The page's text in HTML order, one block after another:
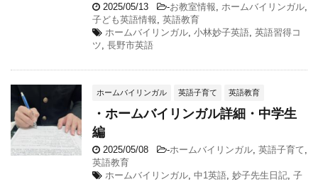
2025/05/13 -お教室情報, ホームバイリンガル,
子ども英語情報, 英語教育
ホームバイリンガル, 小林妙子英語, 英語習得コ
ツ, 長野市英語
ホームバイリンガル 英語子育て 英語教育
・ホームバイリンガル詳細・中学生
編
2025/05/08 -ホームバイリンガル, 英語子育て,
英語教育
ホームバイリンガル, 中1英語, 妙子先生日記, 子